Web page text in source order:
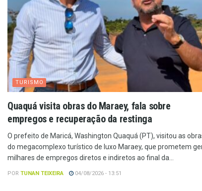
TURISMO
Quaquá visita obras do Maraey, fala sobre
empregos e recuperação da restinga
O prefeito de Maricá, Washington Quaquá (PT), visitou as
do megacomplexo turístico de luxo Maraey, que prometem
milhares de empregos diretos e indiretos ao final da...
POR TUNAN TEIXEIRA 04/08/2026 - 13:51